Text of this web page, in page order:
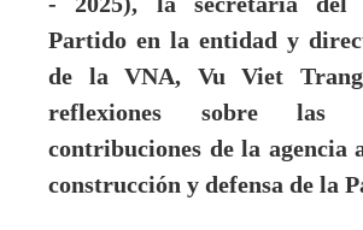
Partido en la entidad y
de la VNA, Vu Viet
reflexiones sobre las
contribuciones de la agencia
construcción y defensa de la